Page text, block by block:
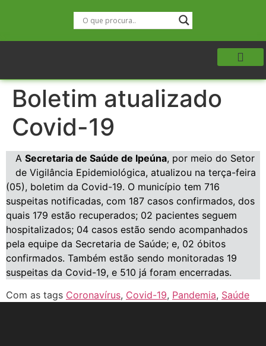
Boletim atualizado
Covid-19
A Secretaria de Saúde de Ipeúna, por meio do Setor
de Vigilância Epidemiológica, atualizou na terça-feira
(05), boletim da Covid-19. O município tem 716
suspeitas notificadas, com 187 casos confirmados, dos
quais 179 estão recuperados; 02 pacientes seguem
hospitalizados; 04 casos estão sendo acompanhados
pela equipe da Secretaria de Saúde; e, 02 óbitos
confirmados. Também estão sendo monitoradas 19
suspeitas da Covid-19, e 510 já foram encerradas.
Com as tags Coronavírus, Covid-19, Pandemia, Saúde